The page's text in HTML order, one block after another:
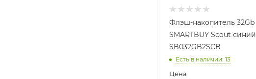
Флэш-накопитель 32Gb
SMARTBUY Scout синий
SB032GB2SCB
Есть в наличии: 13
Цена